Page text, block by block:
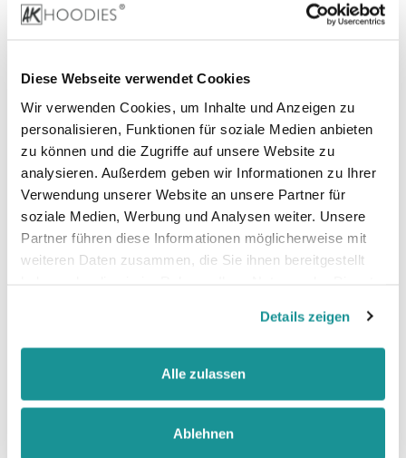
Diese Webseite verwendet Cookies
Wir verwenden Cookies, um Inhalte und Anzeigen zu
personalisieren, Funktionen für soziale Medien anbieten
zu können und die Zugriffe auf unsere Website zu
analysieren. Außerdem geben wir Informationen zu Ihrer
Verwendung unserer Website an unsere Partner für
soziale Medien, Werbung und Analysen weiter. Unsere
Partner führen diese Informationen möglicherweise mit
weiteren Daten zusammen, die Sie ihnen bereitgestellt
Details zeigen
Alle zulassen
Ablehnen
80% Baumwolle, 20% Polyester (Heather Grey)
Stoffgewicht: 180 g/m²
Zertifizierungen:
Vegan, faire Arbeitsbedingungen, Oeko-Tex 100,
Better cotton (BCI cotton)